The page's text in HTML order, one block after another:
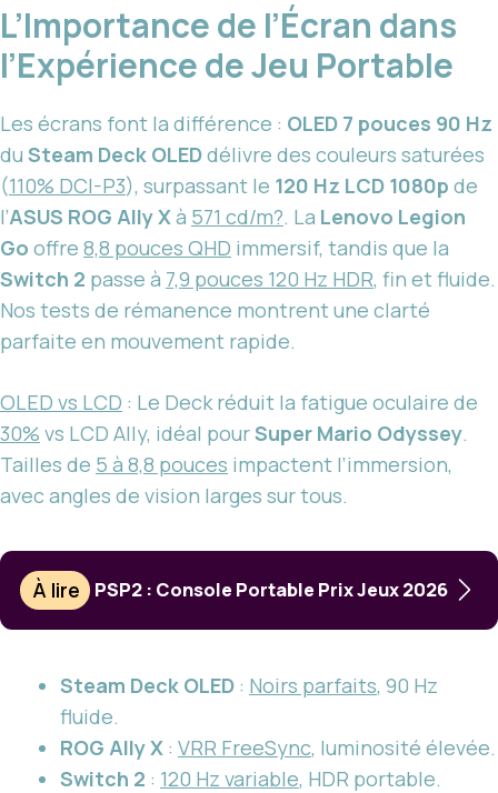
L’Importance de l’Écran dans
l’Expérience de Jeu Portable
Les écrans font la différence : OLED 7 pouces 90 Hz
du Steam Deck OLEDdélivre des couleurs saturées
(110% DCI-P3), surpassant le 120 Hz LCD 1080p de
l’ASUS ROG Ally Xà 571 cd/m?. La Lenovo Legion
Go offre 8,8 pouces QHD immersif, tandis que la
Switch 2 passe à 7,9 pouces 120 Hz HDR, fin et fluide.
Nos tests de rémanence montrent une clarté
parfaite en mouvement rapide.
OLED vs LCD : Le Deck réduit la fatigue oculaire de
30% vs LCD Ally, idéal pourSuper Mario Odyssey.
Tailles de 5 à 8,8 pouces impactent l’immersion,
avec angles de vision larges sur tous.
À lire PSP2 : Console Portable Prix Jeux 2026
Steam Deck OLED : Noirs parfaits, 90 Hz
fluide.
ROG Ally X : VRR FreeSync, luminosité élevée.
Switch 2 : 120 Hz variable, HDR portable.